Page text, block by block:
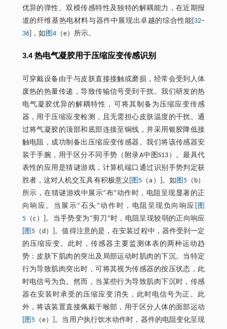
优异的弹性、双模传感特性及独特的解耦能力，在近期报
道的纤维基热电材料与器件中展现出卓越的综合性能[ 32‒
36]，如 图4（e）所示。
3.4 热电气凝胶用于压缩应变传感识别
可穿戴设备由于与皮肤直接接触或磨损，经常会受到人体
废热的热量传递，导致传输信号受到干扰。我们研发的热
电气凝胶优异的解耦特性，可将其制备为压缩应变传感
器，用于压缩应变检测，且无需担心皮肤温度的干扰。通
过将气凝胶的顶部和底部连接至铜线，并采用银胶降低接
触电阻，成功制备出压缩应变传感器。我们将该传感器安
装于手腕，用于区分不同手势（附录A中图S13）。最具代
表性的应用是猜谜游戏，计算机端口通过识别手势判定获
胜者，这对人机交互具有积极意义[ 图5 （a）]。如 图5 （b）
所示，在猜谜游戏中展示“布”动作时，电阻呈现显著的正
向响应。当展示“石头”动作时，电阻呈现负向响应[ 图
5（c）]。当手势变为“剪刀”时，电阻呈现较弱的正向响应
图5（d）]。值得注意的是，在安装过程中，器件受到一定
的压缩应变。此时，传感器主要监测体表的两种运动趋
势：皮肤下肌肉的突出及局部运动时肌肉的下沉。当特定
行为导致肌肉突出时，可将其视为传感器的按压状态，此
时电信号为负。然而，当某些行为导致肌肉下沉时，传感
器在安装时承受的压缩应变消失，此时电信号为正。此
外，将该装置直接佩戴于喉部，用于区分人体的面部运动
图5（e）]。当用户执行饮水动作时，器件的电阻变化呈现